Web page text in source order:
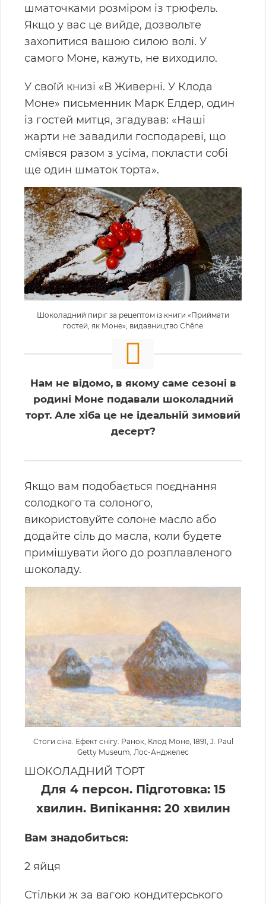
шматочками розміром із трюфель.
Якщо у вас це вийде, дозвольте
захопитися вашою силою волі. У
самого Моне, кажуть, не виходило.
У своїй книзі «В Живерні. У Клода
Моне» письменник Марк Елдер, один
із гостей митця, згадував: «Наші
жарти не завадили господареві, що
сміявся разом з усіма, покласти собі
ще один шматок торта».
Шоколадний пиріг за рецептом із книги «Приймати
гостей, як Моне», видавництво Chêne
Нам не відомо, в якому саме сезоні в
родині Моне подавали шоколадний
торт. Але хіба це не ідеальній зимовий
десерт?
Якщо вам подобається поєднання
солодкого та солоного,
використовуйте солоне масло або
додайте сіль до масла, коли будете
примішувати його до розплавленого
шоколаду.
Стоги сіна. Ефект снігу. Ранок, Клод Моне, 1891, J. Paul
Getty Museum, Лос-Анджелес
ШОКОЛАДНИЙ ТОРТ
Для 4 персон. Підготовка: 15
хвилин. Випікання: 20 хвилин
Вам знадобиться:
2 яйця
Стільки ж за вагою кондитерського